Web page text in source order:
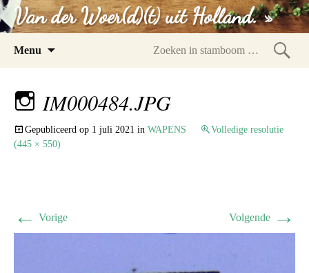
Van der Woer(d)(t) uit Holland. »
Menu
IM000484.JPG
Gepubliceerd op 1 juli 2021 in WAPENS
Volledige resolutie
(445 × 550)
← Vorige Volgende →